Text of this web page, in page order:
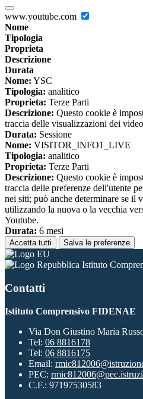
www.youtube.com
Nome
Tipologia
Proprieta
Descrizione
Durata
Nome: YSC
Tipologia: analitico
Proprieta: Terze Parti
Descrizione: Questo cookie è
traccia delle visualizzazioni dei
Durata: Sessione
Nome: VISITOR_INFO1_LIVE
Tipologia: analitico
Proprieta: Terze Parti
Descrizione: Questo cookie è
traccia delle preferenze dell'utente
nei siti; può anche determinare se il
utilizzando la nuova o la vecchia
Youtube.
Durata: 6 mesi
Accetta tutti Salva le preferenze
Istituto
Contatti
Istituto Comprensivo FIDENAE
Via Don Giustino Maria
Tel: 06 8816178
Tel: 06 8816175
Email:
PEC:
C.F.: 97197530583